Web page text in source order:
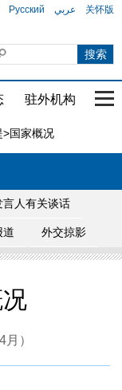
Русский عربي 关怀版
驻外机构 国
>国家概况
言人有关谈话
道 外交掠影
）